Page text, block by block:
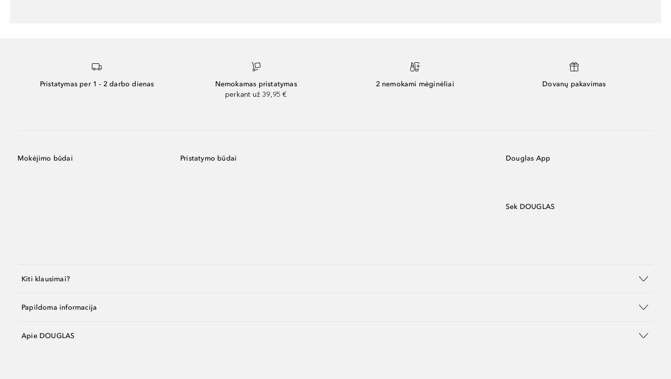
Pristatymas per 1 - 2 darbo dienas
Nemokamas pristatymas
perkant už 39,95 €
2 nemokami mėginėliai Dovanų pakavimas
Mokėjimo būdai Pristatymo būdai Douglas App
Sek DOUGLAS
Kiti klausimai?
Papildoma informacija
Apie DOUGLAS